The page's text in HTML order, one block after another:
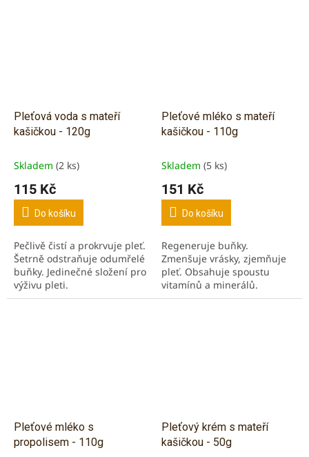
Pleťová voda s mateří
kašičkou - 120g
Skladem (2 ks)
115 Kč
Do košíku
Pečlivě čistí a prokrvuje pleť.
Šetrně odstraňuje odumřelé
buňky. Jedinečné složení pro
výživu pleti.
Pleťové mléko s mateří
kašičkou - 110g
Skladem (5 ks)
151 Kč
Do košíku
Regeneruje buňky.
Zmenšuje vrásky, zjemňuje
pleť. Obsahuje spoustu
vitamínů a minerálů.
Pleťové mléko s
propolisem - 110g
Pleťový krém s mateří
kašičkou - 50g